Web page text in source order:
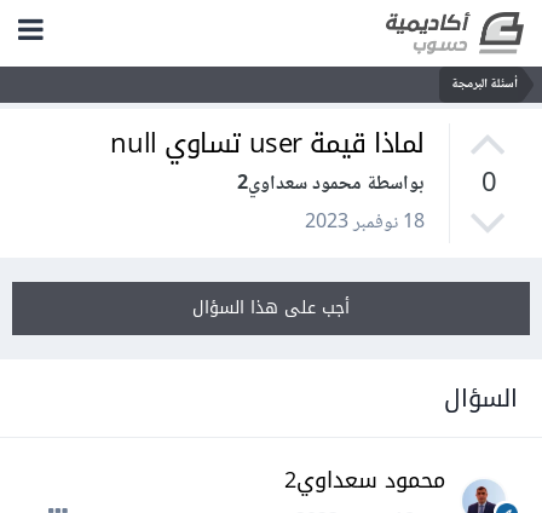
أسئلة البرمجة
0
لماذا قيمة user تساوي null
بواسطة محمود سعداوي2
18 نوفمبر 2023
أجب على هذا السؤال
السؤال
محمود سعداوي2